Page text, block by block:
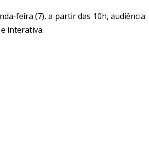
feira (7), a partir das 10h, audiência
interativa.